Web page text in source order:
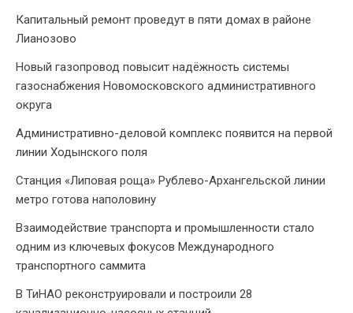
Капитальный ремонт проведут в пяти домах в районе
Лианозово
Новый газопровод повысит надёжность системы
газоснабжения Новомосковского административного
округа
Административно-деловой комплекс появится на первой
линии Ходынского поля
Станция «Липовая роща» Рублево-Архангельской линии
метро готова наполовину
Взаимодействие транспорта и промышленности стало
одним из ключевых фокусов Международного
транспортного саммита
В ТиНАО реконструировали и построили 28